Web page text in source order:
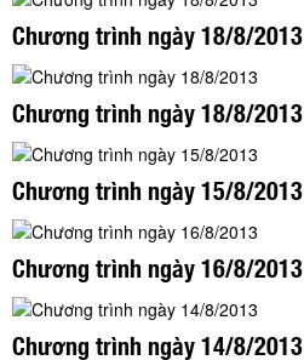
Thiếu nhi
Kết nối VOV6
TÌM KIẾM
Vận hành bởi QI Corp
Chương trình ngày 18/8/2013
Chương trình ngày 18/8/2013
Chương trình ngày 15/8/2013
Chương trình ngày 16/8/2013
Chương trình ngày 14/8/2013